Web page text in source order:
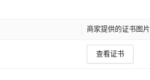
商家提供的证书图片
查看证书